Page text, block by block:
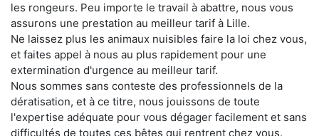
les rongeurs. Peu importe le travail à abattre, nous vous
assurons une prestation au meilleur tarif à Lille.
Ne laissez plus les animaux nuisibles faire la loi chez vous,
et faites appel à nous au plus rapidement pour une
extermination d'urgence au meilleur tarif.
Nous sommes sans conteste des professionnels de la
dératisation, et à ce titre, nous jouissons de toute
l'expertise adéquate pour vous dégager facilement et sans
difficultés de toutes ces bêtes qui rentrent chez vous.